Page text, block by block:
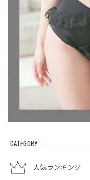
CATEGORY
人気ランキング